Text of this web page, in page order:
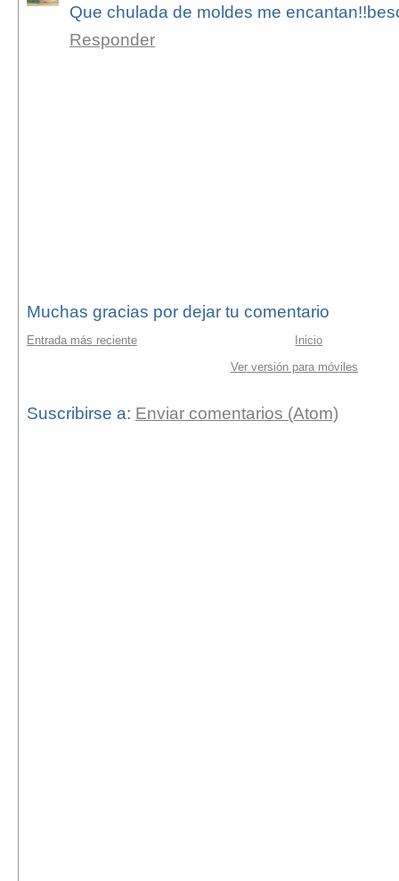
Que chulada de moldes me
Responder
Muchas gracias por dejar tu comentario
Entrada más reciente
Inicio
Ver versión para móviles
Suscribirse a: Enviar comentarios (Atom)